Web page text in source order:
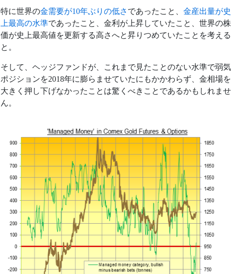
特に世界の金需要が10年ぶりの低さ であったこと、 金産出量が史
上最高の水準であったこと、金利が上昇していたこと、世界の株
価が史上最高値を更新する高さへと昇りつめていたことを考える
と。
そして、ヘッジファンドが、これまで見たことのない水準で弱気
ポジションを2018年に膨らませていたにもかかわらず、金相場を
大きく押し下げなかったことは驚くべきことであるかもしれませ
ん。